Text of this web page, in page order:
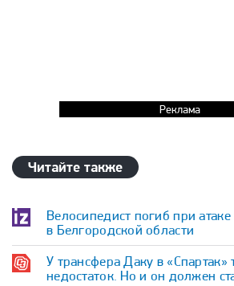
Реклама
Читайте также
Велосипедист погиб при
в Белгородской области
У трансфера Даку в «Спартак»
недостаток. Но и он должен